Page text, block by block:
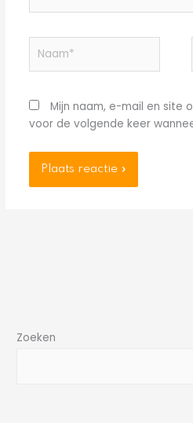
Mijn naam, e-mail en site
voor de volgende keer
Zoeken